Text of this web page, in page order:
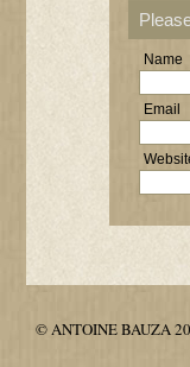
Name
Email
© ANTOINE BAUZA